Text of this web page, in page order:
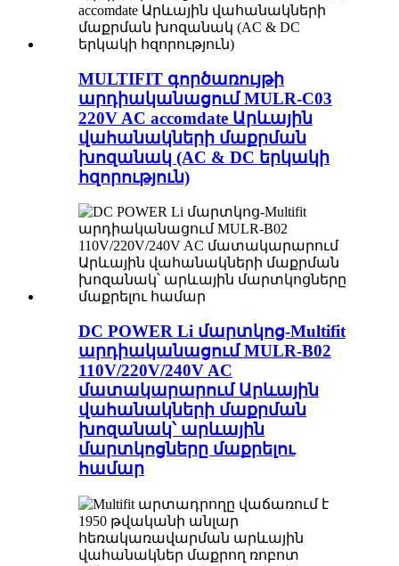
MULTIFIT գործառույթի
արդիականացում MULR-C03
220V AC accomdate Արևային
վահանակների մաքրման
խոզանակ (AC & DC երկակի
հզորություն)
DC POWER Li մարտկոց-Multifit
արդիականացում MULR-B02
110V/220V/240V AC
մատակարարում Արևային
վահանակների մաքրման
խոզանակ՝ արևային
մարտկոցները մաքրելու
համար